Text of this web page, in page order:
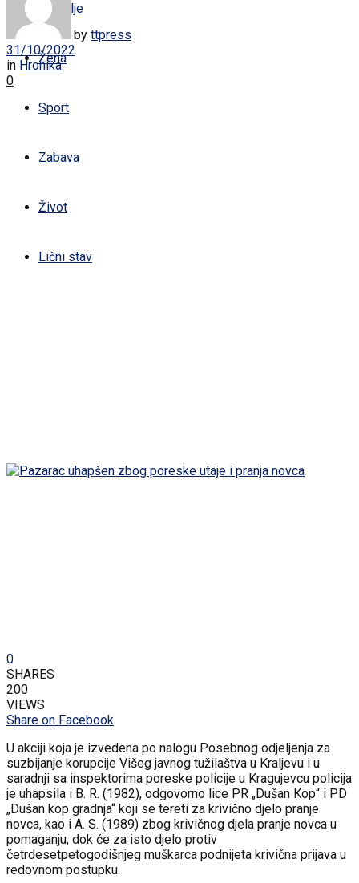
Zdravlje
Žena
Sport
Zabava
Život
Lični stav
by ttpress
31/10/2022
in Hronika
0
0
SHARES
200
VIEWS
Share on Facebook
U akciji koja je izvedena po nalogu Posebnog odjeljenja za
suzbijanje korupcije Višeg javnog tužilaštva u Kraljevu i u
saradnji sa inspektorima poreske policije u Kragujevcu policija
je uhapsila i B. R. (1982), odgovorno lice PR „Dušan Kop“ i PD
„Dušan kop gradnja“ koji se tereti za krivično djelo pranje
novca, kao i A. S. (1989) zbog krivičnog djela pranje novca u
pomaganju, dok će za isto djelo protiv
četrdesetpetogodišnjeg muškarca podnijeta krivična prijava u
redovnom postupku.